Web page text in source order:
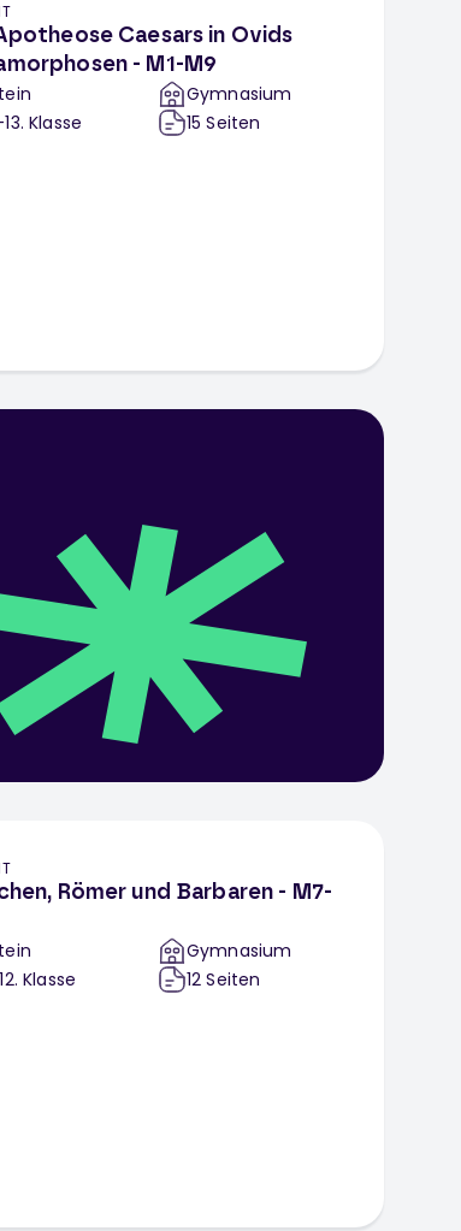
Caesars in Ovids
- M1-M9
. Klasse
Gymnasium
15 Seiten
Römer und Barbaren - M7-
. Klasse
Gymnasium
12 Seiten